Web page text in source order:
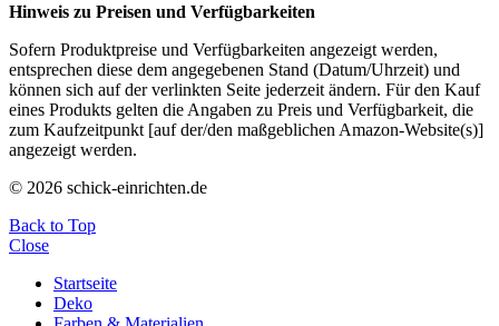
Hinweis zu Preisen und Verfügbarkeiten
Sofern Produktpreise und Verfügbarkeiten angezeigt werden,
entsprechen diese dem angegebenen Stand (Datum/Uhrzeit) und
können sich auf der verlinkten Seite jederzeit ändern. Für den Kauf
eines Produkts gelten die Angaben zu Preis und Verfügbarkeit, die
zum Kaufzeitpunkt [auf der/den maßgeblichen Amazon-Website(s)]
angezeigt werden.
© 2026 schick-einrichten.de
Back to Top
Close
Startseite
Deko